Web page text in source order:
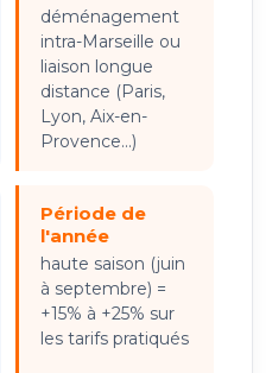
déménagement
intra-Marseille ou
liaison longue
distance (Paris,
Lyon, Aix-en-
Provence...)
Période de
l'année
haute saison (juin
à septembre) =
+15% à +25% sur
les tarifs pratiqués